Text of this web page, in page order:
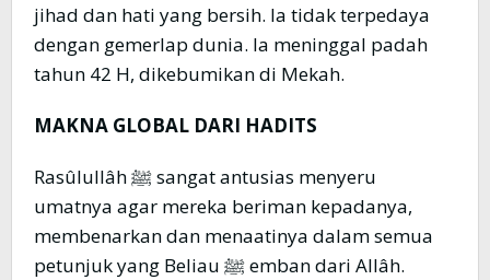
jihad dan hati yang bersih. Ia tidak terpedaya
dengan gemerlap dunia. Ia meninggal padah
tahun 42 H, dikebumikan di Mekah.
MAKNA GLOBAL DARI HADITS
Rasûlullâh ﷺ sangat antusias menyeru
umatnya agar mereka beriman kepadanya,
membenarkan dan menaatinya dalam semua
petunjuk yang Beliau ﷺ emban dari Allâh.